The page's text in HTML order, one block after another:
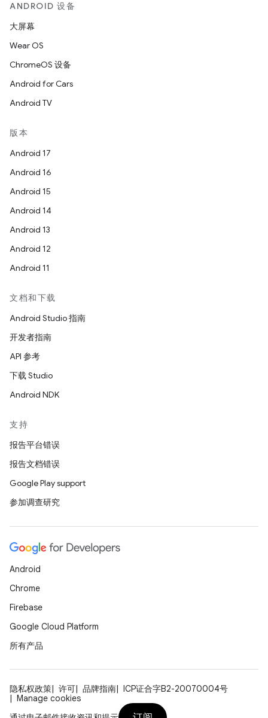
ANDROID 设备
大屏幕
Wear OS
ChromeOS 设备
Android for Cars
Android TV
版本
Android 17
Android 16
Android 15
Android 14
Android 13
Android 12
Android 11
文档和下载
Android Studio 指南
开发者指南
API 参考
下载 Studio
Android NDK
支持
报告平台错误
报告文档错误
Google Play support
参加调查研究
Android
Chrome
Firebase
Google Cloud Platform
所有产品
隐私权政策 许可 品牌指南
ICP证合字B2-20070004号
Manage cookies